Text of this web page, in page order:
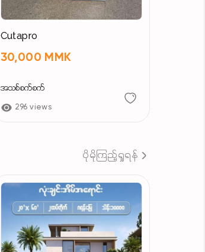
Cutapro
30,000 MMK
အသစ်စက်စက်
296 views
ပိုမိုကြည့်ရှုရန်